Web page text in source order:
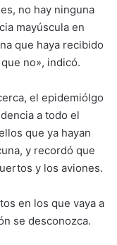
no hay ninguna
mayúscula en
que haya recibido
no», indicó.
el epidemiólgo
a todo el
que ya hayan
y recordó que
y los aviones.
en los que vaya a
se desconozca.